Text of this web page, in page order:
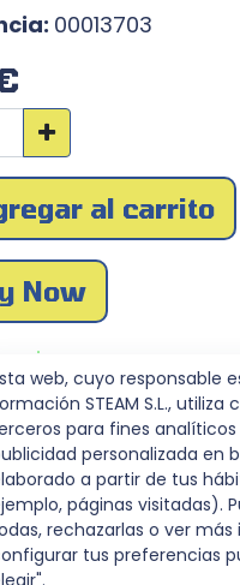
00013703
al carrito
Now
a mi lista
web, cuyo responsable
STEAM S.L., utiliza
para fines
personalizada en
a partir de tus
páginas visitadas).
rechazarlas o ver
tus preferencias